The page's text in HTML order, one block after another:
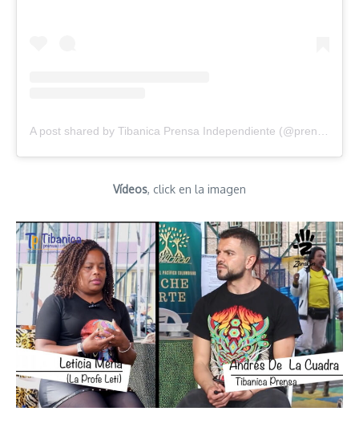
Vídeos, click en la imagen